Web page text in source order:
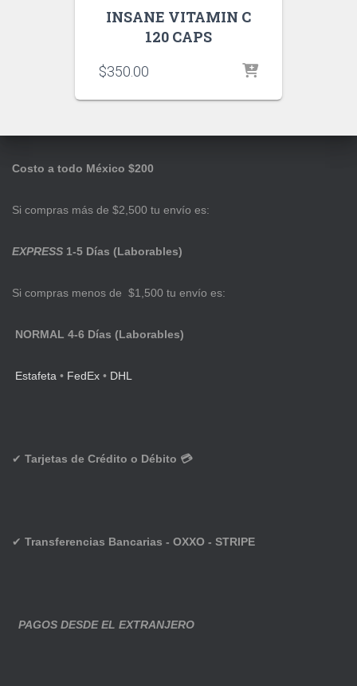
INSANE VITAMIN C
120 CAPS
$350.00
Costo a todo México $200
Si compras más de $2,500 tu envío es:
EXPRESS 1-5 Días (Laborables)
Si compras menos de $1,500 tu envío es:
NORMAL 4-6 Días (Laborables)
Estafeta • FedEx • DHL
✔ Tarjetas de Crédito o Débito 💳
✔ Transferencias Bancarias - OXXO - STRIPE
PAGOS DESDE EL EXTRANJERO